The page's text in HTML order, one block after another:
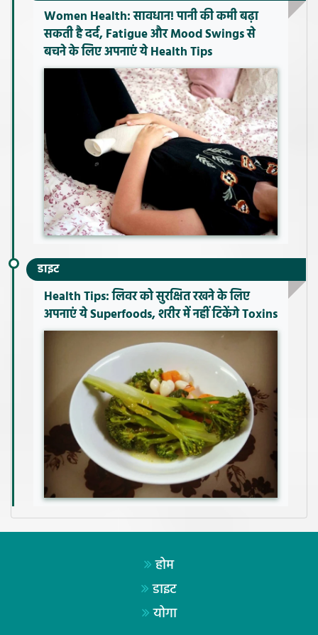
Women Health: सावधान! पानी की कमी बढ़ा
सकती है दर्द, Fatigue और Mood Swings से
बचने के लिए अपनाएं ये Health Tips
डाइट
Health Tips: लिवर को सुरक्षित रखने के लिए
अपनाएं ये Superfoods, शरीर में नहीं टिकेंगे Toxins
होम
डाइट
योगा